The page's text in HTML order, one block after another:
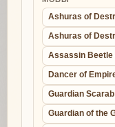
Ashuras of
Ashuras of
Assassin Beetle
Dancer of
Guardian
Guardian of the